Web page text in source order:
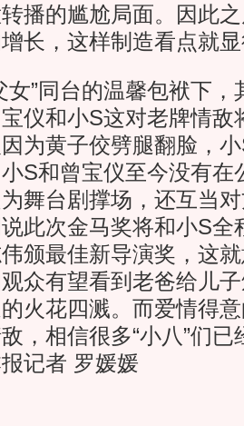
播的尴尬局面。因此
长，这样制造看点就
”同台的温馨包袱下，
仪和小S这对老牌情敌
为黄子佼劈腿翻脸，
S和曾宝仪至今没有在
舞台剧撑场，还互当
此次金马奖将和小S全
颁最佳新导演奖，这
众有望看到老爸给儿
火花四溅。而爱情得
，相信很多“小八”们
记者 罗媛媛